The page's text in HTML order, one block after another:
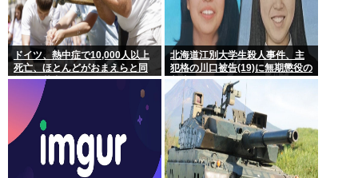
ドイツ、熱中症で10,000人以上
死亡、ほとんどがおまえらと同
年代、若者は元気
北海道江別大学生殺人事件、主
犯格の川口被告(19)に無期懲役の
判決